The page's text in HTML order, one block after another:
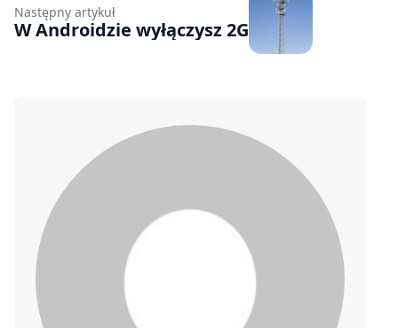
Następny artykuł
W Androidzie wyłączysz 2G